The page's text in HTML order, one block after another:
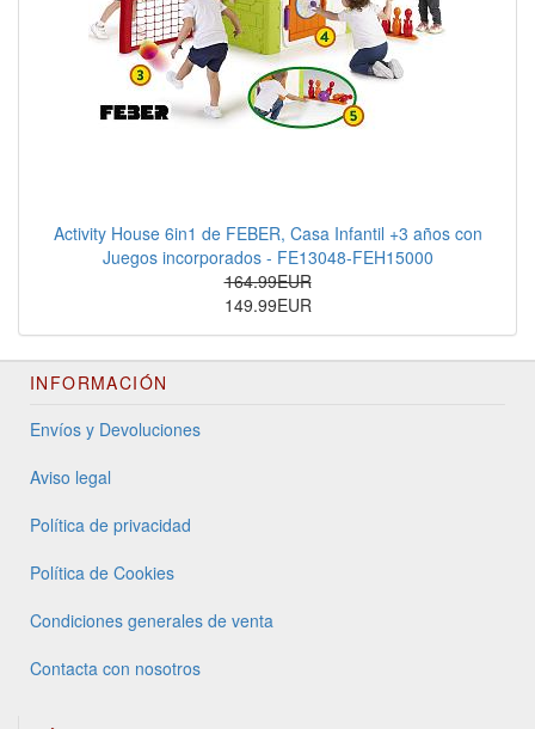
Activity House 6in1 de FEBER, Casa Infantil +3 años con
Juegos incorporados - FE13048-FEH15000
164.99EUR
149.99EUR
INFORMACIÓN
Envíos y Devoluciones
Aviso legal
Política de privacidad
Política de Cookies
Condiciones generales de venta
Contacta con nosotros